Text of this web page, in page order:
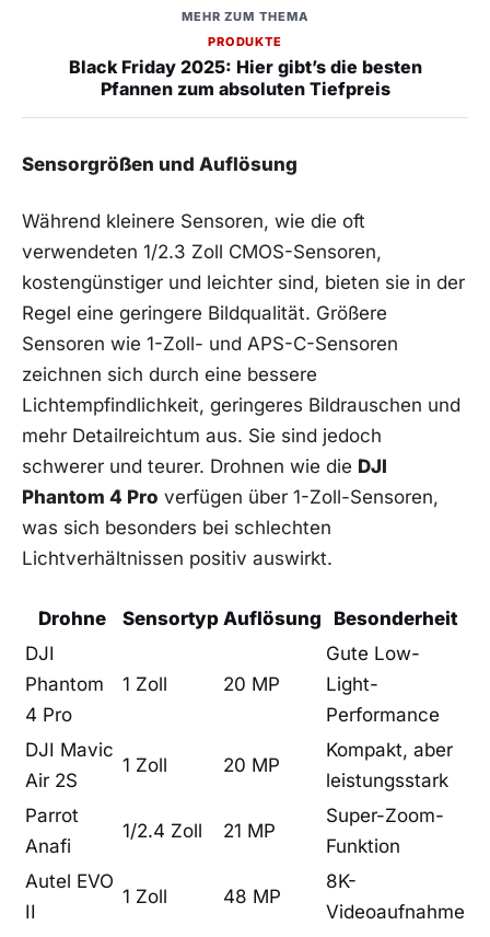
MEHR ZUM THEMA
PRODUKTE
Black Friday 2025: Hier gibt’s die besten
Pfannen zum absoluten Tiefpreis
Sensorgrößen und Auflösung
Während kleinere Sensoren, wie die oft
verwendeten 1/2.3 ⁤Zoll CMOS-Sensoren,
kostengünstiger‍ und leichter sind, bieten‍ sie in der
Regel ⁤eine geringere Bildqualität. Größere
Sensoren‍ wie 1-Zoll- und APS-C-Sensoren
zeichnen sich ⁢durch eine bessere
Lichtempfindlichkeit,⁤ geringeres Bildrauschen⁤ und
mehr Detailreichtum aus. ⁤Sie sind jedoch
schwerer und teurer. Drohnen wie die DJI
Phantom 4 Pro verfügen über ⁤1-Zoll-Sensoren,
was sich besonders bei schlechten
Lichtverhältnissen⁢ positiv ​auswirkt.
Drohne Sensortyp Auflösung
Besonderheit
DJI
Phantom
4 ‍Pro
1 Zoll 20 MP
Gute ‌Low-
Light-
Performance
DJI Mavic‌
Air 2S
1 Zoll 20 MP
Kompakt, aber⁤
leistungsstark
Parrot
Anafi
1/2.4​ Zoll 21 MP
Super-Zoom-
Funktion
Autel EVO
II
1 Zoll 48 MP
8K-
Videoaufnahme